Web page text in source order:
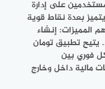
على إدارة
بعدة نقاط قوية
المميزات: إنشاء
يتيح تطبيق تومان
فوري بين
مالية داخل وخارج